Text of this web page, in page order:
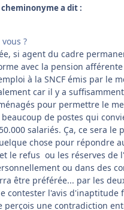
cheminonyme a dit :
?
si agent du cadre
avec la pension
à la SNCF émis par le
car il y a
pour permettre le
de postes qui
salariés. Ça, ce sera le
chose pour répondre
le refus ou les réserves de
ou dans des
être préférée... par les
contester l'avis
perçois une contradiction